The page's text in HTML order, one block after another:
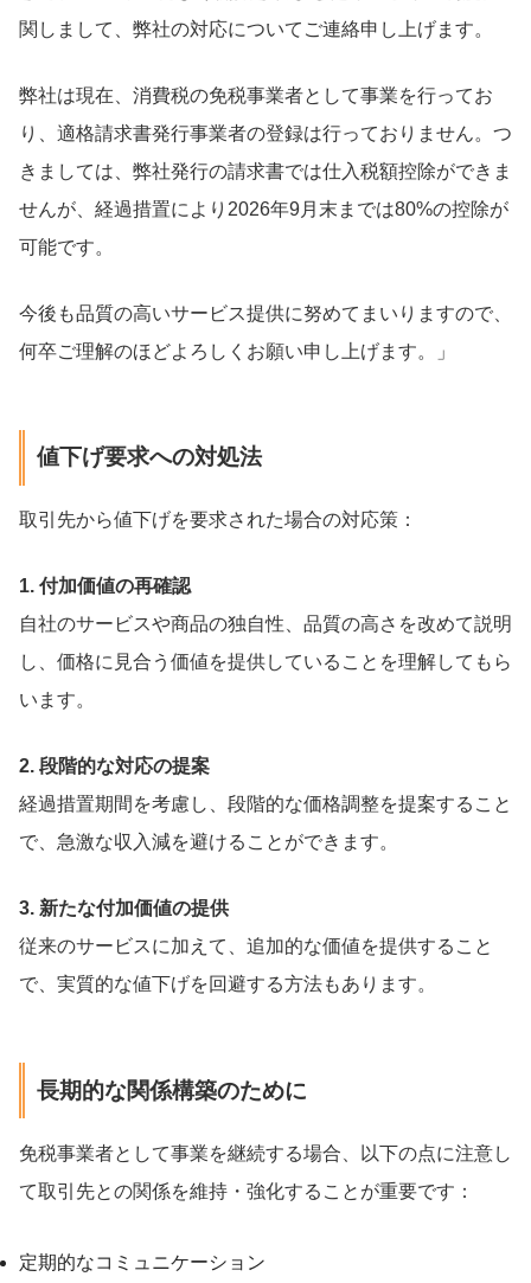
関しまして、弊社の対応についてご連絡申し上げます。
弊社は現在、消費税の免税事業者として事業を行ってお
り、適格請求書発行事業者の登録は行っておりません。つ
きましては、弊社発行の請求書では仕入税額控除ができま
せんが、経過措置により2026年9月末までは80%の控除が
可能です。
今後も品質の高いサービス提供に努めてまいりますので、
何卒ご理解のほどよろしくお願い申し上げます。」
値下げ要求への対処法
取引先から値下げを要求された場合の対応策：
1. 付加価値の再確認
自社のサービスや商品の独自性、品質の高さを改めて説明
し、価格に見合う価値を提供していることを理解してもら
います。
2. 段階的な対応の提案
経過措置期間を考慮し、段階的な価格調整を提案すること
で、急激な収入減を避けることができます。
3. 新たな付加価値の提供
従来のサービスに加えて、追加的な価値を提供すること
で、実質的な値下げを回避する方法もあります。
長期的な関係構築のために
免税事業者として事業を継続する場合、以下の点に注意し
て取引先との関係を維持・強化することが重要です：
定期的なコミュニケーション